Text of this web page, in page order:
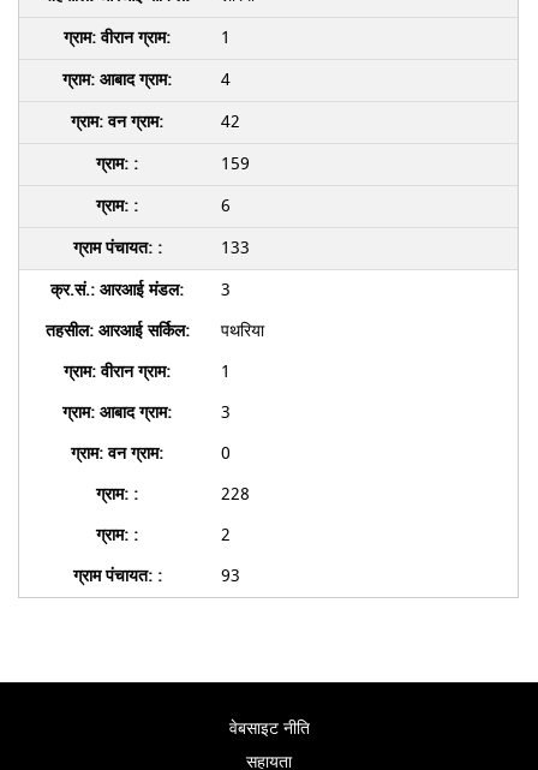
1
4
42
159
6
133
3
पथरिया
1
3
0
228
2
93
वेबसाइट नीति
सहायता